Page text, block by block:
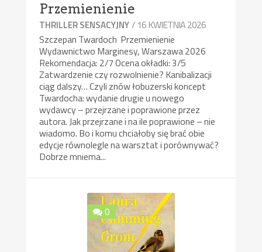
Przemienienie
THRILLER SENSACYJNY/ 16 KWIETNIA 2026
Szczepan Twardoch Przemienienie
Wydawnictwo Marginesy, Warszawa 2026
Rekomendacja: 2/7 Ocena okładki: 3/5
Zatwardzenie czy rozwolnienie? Kanibalizacji
ciąg dalszy… Czyli znów łobuzerski koncept
Twardocha: wydanie drugie u nowego
wydawcy – przejrzane i poprawione przez
autora. Jak przejrzane i na ile poprawione – nie
wiadomo. Bo i komu chciałoby się brać obie
edycje równolegle na warsztat i porównywać?
Dobrze mniema...
0